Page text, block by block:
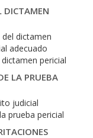
DICTAMEN
dictamen
adecuado
pericial
LA PRUEBA
judicial
prueba pericial